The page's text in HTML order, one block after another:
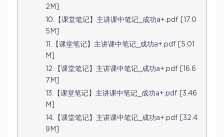
2M]
10.【课堂笔记】主讲课中笔记_成功a+.pdf [17.0
5M]
11.【课堂笔记】主讲课中笔记_成功a+.pdf [5.01
M]
12.【课堂笔记】主讲课中笔记_成功a+.pdf [16.6
7M]
13.【课堂笔记】主讲课中笔记_成功a+.pdf [3.46
M]
14.【课堂笔记】主讲课中笔记_成功a+.pdf [32.4
9M]